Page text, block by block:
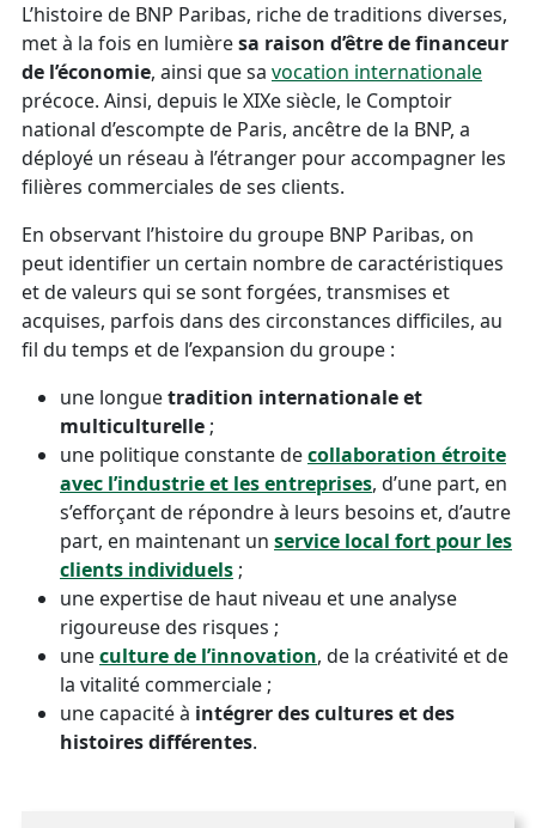
L’histoire de BNP Paribas, riche de traditions diverses,
met à la fois en lumièresa raison d’être de financeur
de l’économie, ainsi que sa vocation internationale
précoce. Ainsi, depuis le XIXe siècle, le Comptoir
national d’escompte de Paris, ancêtre de la BNP, a
déployé un réseau à l’étranger pour accompagner les
filières commerciales de ses clients.
En observant l’histoire du groupe BNP Paribas, on
peut identifier un certain nombre de caractéristiques
et de valeurs qui se sont forgées, transmises et
acquises, parfois dans des circonstances difficiles, au
fil du temps et de l’expansion du groupe :
une longuetradition internationale et
multiculturelle;
une politique constante decollaboration étroite
avec l’industrie et les entreprises, d’une part, en
s’efforçant de répondre à leurs besoins et, d’autre
part, en maintenant un service local fort pour les
clients individuels;
une expertise de haut niveau et une analyse
rigoureuse des risques ;
uneculture de l’innovation, de la créativité et de
la vitalité commerciale ;
une capacité à intégrer des cultures et des
histoires différentes.